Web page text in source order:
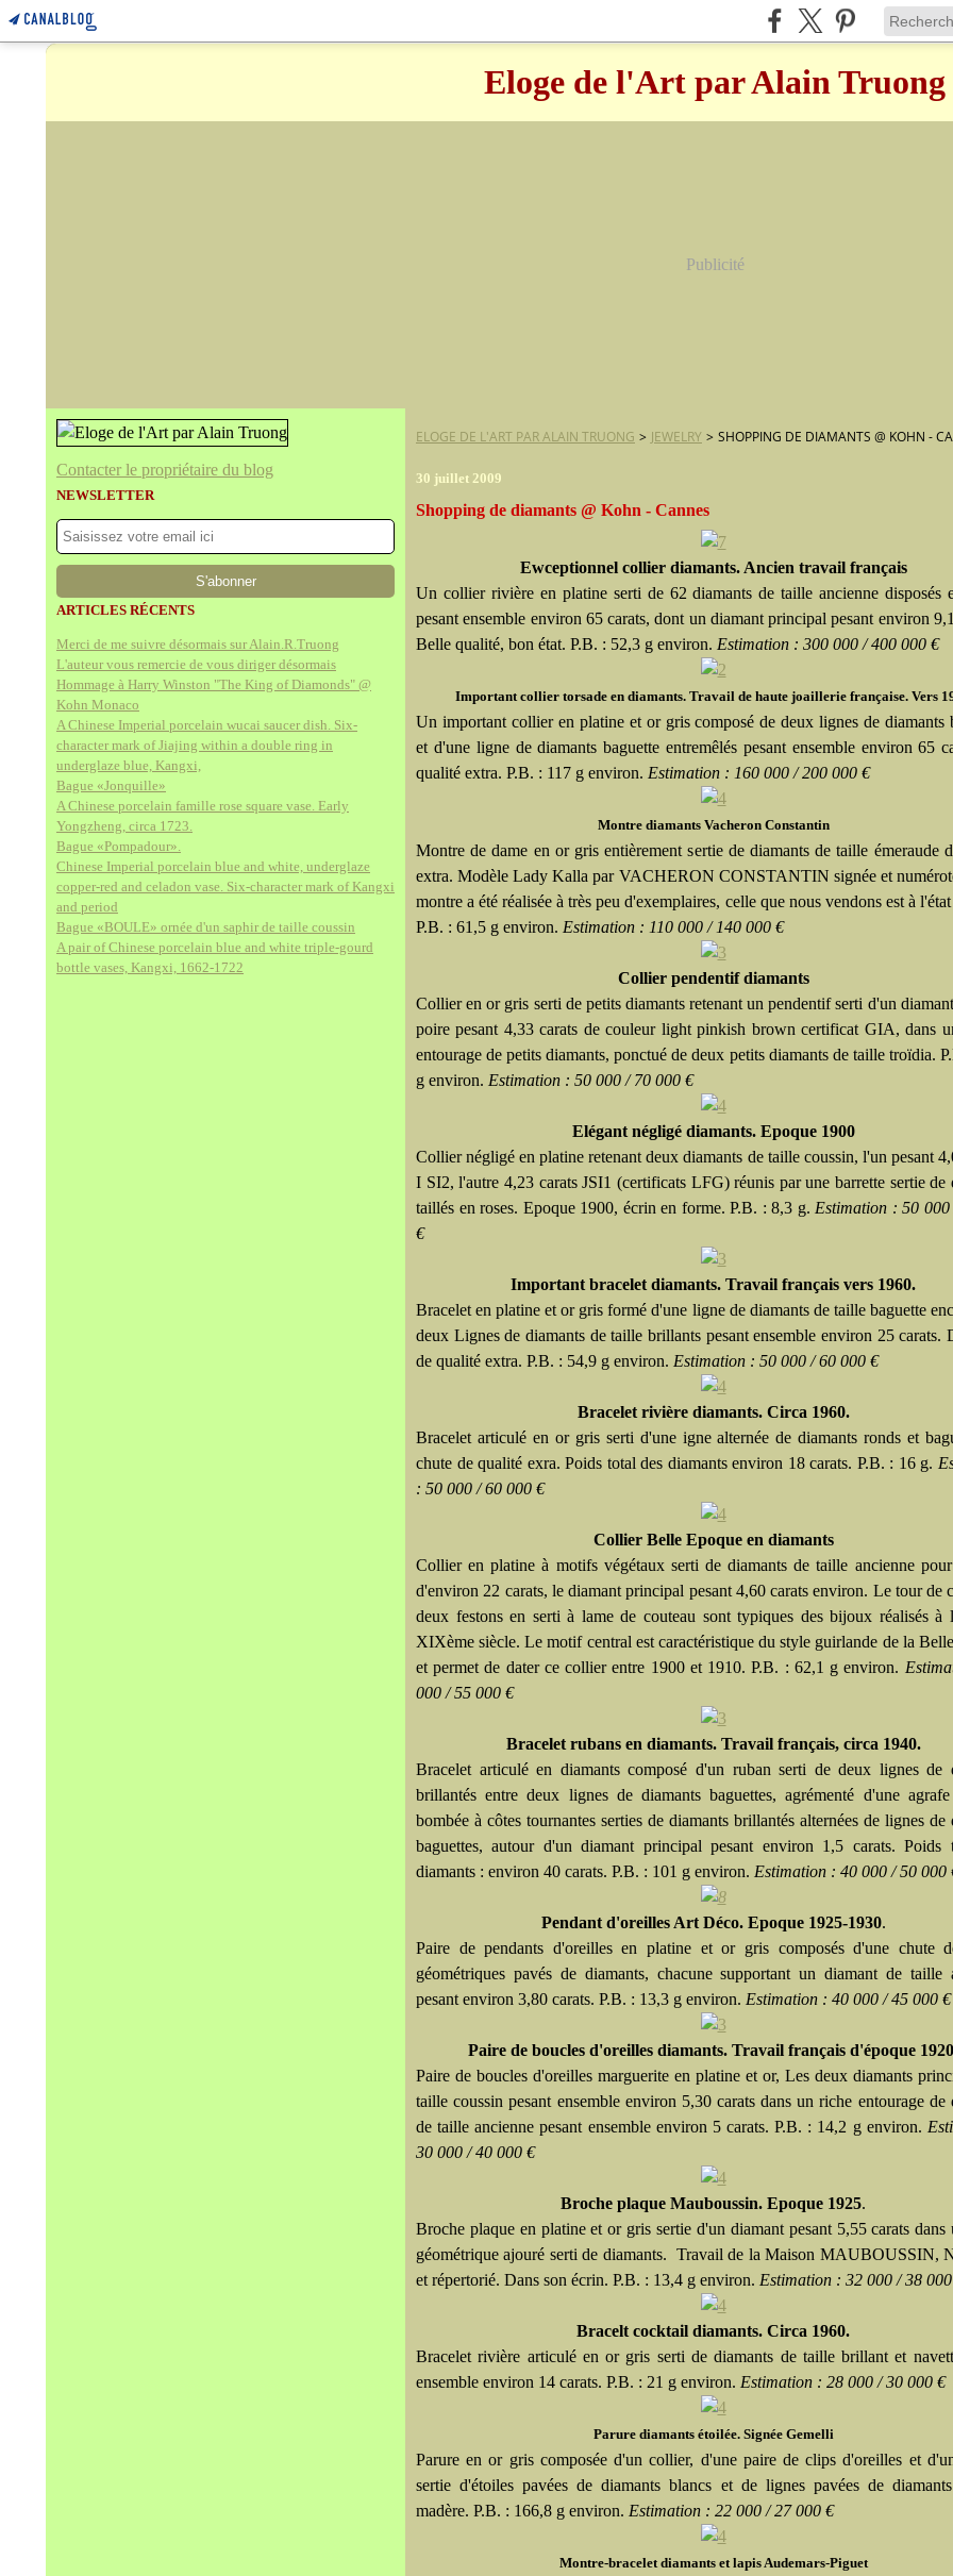
Eloge de l'Art par Alain Truong
Publicité
Contacter le propriétaire du blog
NEWSLETTER
ARTICLES RÉCENTS
Merci de me suivre désormais sur Alain.R.Truong
L'auteur vous remercie de vous diriger désormais
Hommage à Harry Winston "The King of Diamonds" @
Kohn Monaco
A Chinese Imperial porcelain wucai saucer dish. Six-
character mark of Jiajing within a double ring in
underglaze blue, Kangxi,
Bague «Jonquille»
A Chinese porcelain famille rose square vase. Early
Yongzheng, circa 1723.
Bague «Pompadour».
Chinese Imperial porcelain blue and white, underglaze
copper-red and celadon vase. Six-character mark of Kangxi
and period
Bague «BOULE» ornée d'un saphir de taille coussin
A pair of Chinese porcelain blue and white triple-gourd
bottle vases, Kangxi, 1662-1722
ELOGE DE L'ART PAR ALAIN TRUONG > JEWELRY > SHOPPING DE DIAMANTS @ KOHN -
30 juillet 2009
Shopping de diamants @ Kohn - Cannes
Ewceptionnel collier diamants. Ancien travail français
Un collier rivière en platine serti de 62 diamants de taille ancienne disposés
pesant ensemble environ 65 carats, dont un diamant principal pesant environ
Belle qualité, bon état. P.B. : 52,3 g environ. Estimation : 300 000 / 400 000 €
Important collier torsade en diamants. Travail de haute joaillerie française. Vers
Un important collier en platine et or gris composé de deux lignes de diamants
et d'une ligne de diamants baguette entremêlés pesant ensemble environ 65
qualité extra. P.B. : 117 g environ. Estimation : 160 000 / 200 000 €
Montre diamants Vacheron Constantin
Montre de dame en or gris entièrement sertie de diamants de taille émeraude
extra. Modèle Lady Kalla par VACHERON CONSTANTIN signée et
montre a été réalisée à très peu d'exemplaires, celle que nous vendons est à
P.B. : 61,5 g environ. Estimation : 110 000 / 140 000 €
Collier pendentif diamants
Collier en or gris serti de petits diamants retenant un pendentif serti d'un
poire pesant 4,33 carats de couleur light pinkish brown certificat GIA, dans
entourage de petits diamants, ponctué de deux petits diamants de taille troïdia.
g environ. Estimation : 50 000 / 70 000 €
Elégant négligé diamants. Epoque 1900
Collier négligé en platine retenant deux diamants de taille coussin, l'un pesant
I SI2, l'autre 4,23 carats JSI1 (certificats LFG) réunis par une barrette sertie de
taillés en roses. Epoque 1900, écrin en forme. P.B. : 8,3 g. Estimation : 50
€
Important bracelet diamants. Travail français vers 1960.
Bracelet en platine et or gris formé d'une ligne de diamants de taille baguette
deux Lignes de diamants de taille brillants pesant ensemble environ 25 carats.
de qualité extra. P.B. : 54,9 g environ. Estimation : 50 000 / 60 000 €
Bracelet rivière diamants. Circa 1960.
Bracelet articulé en or gris serti d'une igne alternée de diamants ronds et
chute de qualité exra. Poids total des diamants environ 18 carats. P.B. : 16 g.
: 50 000 / 60 000 €
Collier Belle Epoque en diamants
Collier en platine à motifs végétaux serti de diamants de taille ancienne
d'environ 22 carats, le diamant principal pesant 4,60 carats environ. Le tour de
deux festons en serti à lame de couteau sont typiques des bijoux réalisés à
XIXème siècle. Le motif central est caractéristique du style guirlande de la
et permet de dater ce collier entre 1900 et 1910. P.B. : 62,1 g environ.
000 / 55 000 €
Bracelet rubans en diamants. Travail français, circa 1940.
Bracelet articulé en diamants composé d'un ruban serti de deux lignes de
brillantés entre deux lignes de diamants baguettes, agrémenté d'une
bombée à côtes tournantes serties de diamants brillantés alternées de lignes de
baguettes, autour d'un diamant principal pesant environ 1,5 carats. Poids
diamants : environ 40 carats. P.B. : 101 g environ. Estimation : 40 000 / 50 000
Pendant d'oreilles Art Déco. Epoque 1925-1930.
Paire de pendants d'oreilles en platine et or gris composés d'une chute
géométriques pavés de diamants, chacune supportant un diamant de taille
pesant environ 3,80 carats. P.B. : 13,3 g environ. Estimation : 40 000 / 45 000 €
Paire de boucles d'oreilles diamants. Travail français d'époque
Paire de boucles d'oreilles marguerite en platine et or, Les deux diamants
taille coussin pesant ensemble environ 5,30 carats dans un riche entourage de
de taille ancienne pesant ensemble environ 5 carats. P.B. : 14,2 g environ.
30 000 / 40 000 €
Broche plaque Mauboussin. Epoque 1925.
Broche plaque en platine et or gris sertie d'un diamant pesant 5,55 carats dans
géométrique ajouré serti de diamants. Travail de la Maison MAUBOUSSIN,
et répertorié. Dans son écrin. P.B. : 13,4 g environ. Estimation : 32 000 / 38
Bracelt cocktail diamants. Circa 1960.
Bracelet rivière articulé en or gris serti de diamants de taille brillant et
ensemble environ 14 carats. P.B. : 21 g environ. Estimation : 28 000 / 30 000 €
Parure diamants étoilée. Signée Gemelli
Parure en or gris composée d'un collier, d'une paire de clips d'oreilles et
sertie d'étoiles pavées de diamants blancs et de lignes pavées de
madère. P.B. : 166,8 g environ. Estimation : 22 000 / 27 000 €
Montre-bracelet diamants et lapis Audemars-Piguet